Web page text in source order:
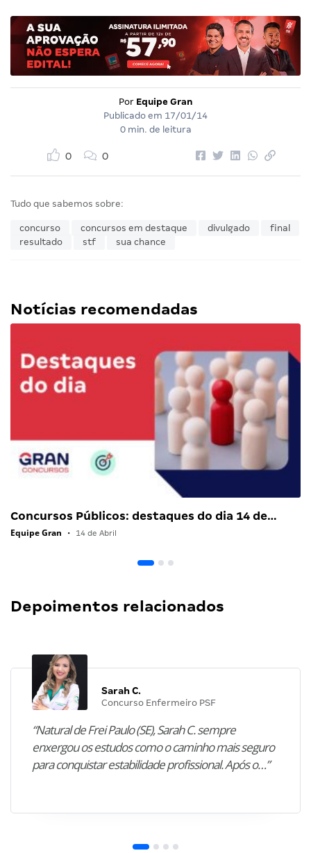
Por Equipe Gran
Publicado em 17/01/14
0 min. de leitura
0 0
Tudo que sabemos sobre:
concurso concursos em destaque divulgado
final
resultado
stf sua chance
Notícias recomendadas
Concursos Públicos: destaques do dia 14 de…
Equipe Gran • 14 de Abril
Depoimentos relacionados
Sarah C.
Concurso Enfermeiro PSF
“Natural de Frei Paulo (SE), Sarah C. sempre
enxergou os estudos como o caminho mais seguro
para conquistar estabilidade profissional. Após o…”